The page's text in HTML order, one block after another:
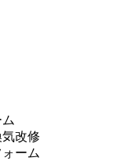
改修
ーム